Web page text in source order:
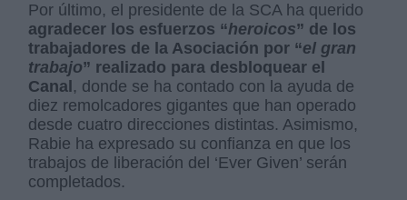
Por último, el presidente de la SCA ha querido
agradecer los esfuerzos “heroicos” de los
trabajadores de la Asociación por “el gran
trabajo” realizado para desbloquear el
Canal , donde se ha contado con la ayuda de
diez remolcadores gigantes que han operado
desde cuatro direcciones distintas. Asimismo,
Rabie ha expresado su confianza en que los
trabajos de liberación del ‘Ever Given’ serán
completados.